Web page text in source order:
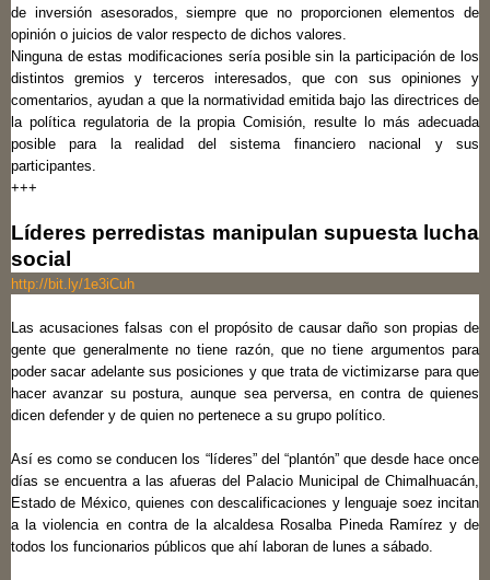
de inversión asesorados, siempre que no proporcionen elementos de
opinión o juicios de valor respecto de dichos valores.
Ninguna de estas modificaciones sería posible sin la participación de los
distintos gremios y terceros interesados, que con sus opiniones y
comentarios, ayudan a que la normatividad emitida bajo las directrices de
la política regulatoria de la propia Comisión, resulte lo más adecuada
posible para la realidad del sistema financiero nacional y sus
participantes.
+++
Líderes perredistas manipulan supuesta lucha
social
http://bit.ly/1e3iCuh
Las acusaciones falsas con el propósito de causar daño son propias de
gente que generalmente no tiene razón, que no tiene argumentos para
poder sacar adelante sus posiciones y que trata de victimizarse para que
hacer avanzar su postura, aunque sea perversa, en contra de quienes
dicen defender y de quien no pertenece a su grupo político.
Así es como se conducen los “líderes” del “plantón” que desde hace once
días se encuentra a las afueras del Palacio Municipal de Chimalhuacán,
Estado de México, quienes con descalificaciones y lenguaje soez incitan
a la violencia en contra de la alcaldesa Rosalba Pineda Ramírez y de
todos los funcionarios públicos que ahí laboran de lunes a sábado.